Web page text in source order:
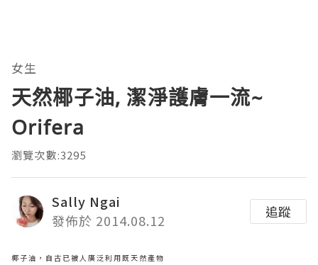
女生
天然椰子油, 潔淨護膚一流~
Orifera
瀏覽次數:3295
Sally Ngai
發佈於 2014.08.12
追蹤
椰子油，自古已被人廣泛利用既天然產物